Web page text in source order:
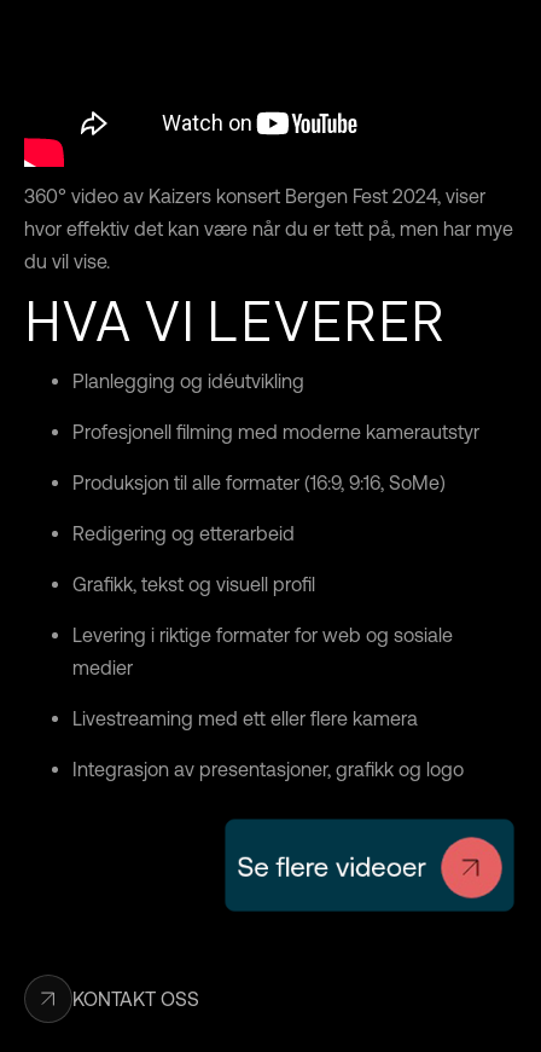
360° video av Kaizers konsert Bergen Fest 2024, viser
hvor effektiv det kan være når du er tett på, men har mye
du vil vise.
HVA VI LEVERER
Planlegging og idéutvikling
Profesjonell filming med moderne kamerautstyr
Produksjon til alle formater (16:9, 9:16, SoMe)
Redigering og etterarbeid
Grafikk, tekst og visuell profil
Levering i riktige formater for web og sosiale
medier
Livestreaming med ett eller flere kamera
Integrasjon av presentasjoner, grafikk og logo
KONTAKT OSS